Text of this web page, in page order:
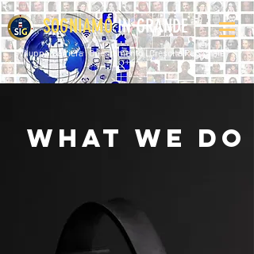
SOGNIAMOIN GRANDE
Sviluppo Carriera l Orientamento l Crescita Personale
WHAT WE DO